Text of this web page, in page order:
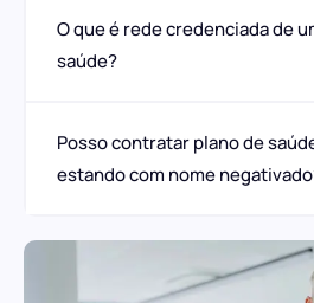
O que é rede credenciada de
saúde?
Posso contratar plano de
estando com nome